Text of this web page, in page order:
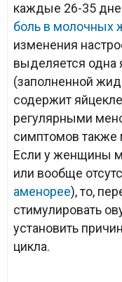
каждые 26-35
боль в молочных
изменения
выделяется одна
(заполненной
содержит
регулярными
симптомов также
Если у женщины
или вообще
аменорее), то,
стимулировать
установить
цикла.